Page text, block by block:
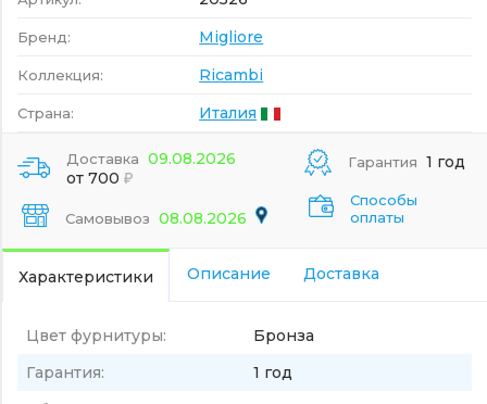
Бренд: Migliore
Коллекция: Ricambi
Страна: Италия
Доставка 09.08.2026
от 700
Самовывоз 08.08.2026
Гарантия 1 год
Способы
оплаты
Характеристики Описание Доставка
Цвет фурнитуры:
Бронза
Гарантия:
1 год